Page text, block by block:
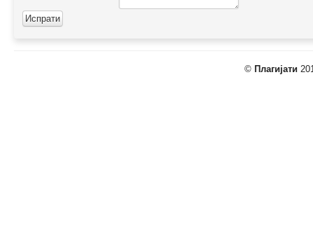
© Плагијати